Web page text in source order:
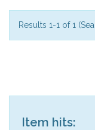
Results 1-1 of 1
Item hits: